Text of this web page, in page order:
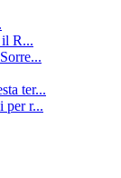
R...
ter...
per r...